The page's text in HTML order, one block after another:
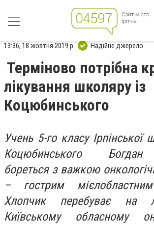
13:36, 18 жовтня 2019 р. Надійне джерело
Терміново потрібна
лікування школяру із
Коцюбинського
Учень 5-го класу
Коцюбинського
бореться з важкою
– гострим
Хлопчик перебуває на
Київському обласному